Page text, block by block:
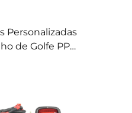
Personalizadas
de Golfe PP